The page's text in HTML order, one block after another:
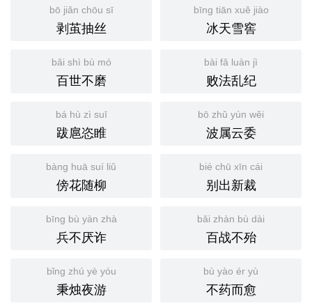
bō jiǎn chōu sī
剥茧抽丝
bīng tiān xuě jiào
冰天雪窖
bǎi shì bù mó
百世不磨
bài fǎ luàn jì
败法乱纪
bá hù zì suī
跋扈恣睢
bō zhǔ yún wěi
波属云委
bàng huā suí liǔ
傍花随柳
bié chū xīn cái
别出新裁
bīng bù yàn zhà
兵不厌诈
bǎi zhàn bù dài
百战不殆
bǐng zhú yè yóu
秉烛夜游
bù yào ér yù
不药而愈